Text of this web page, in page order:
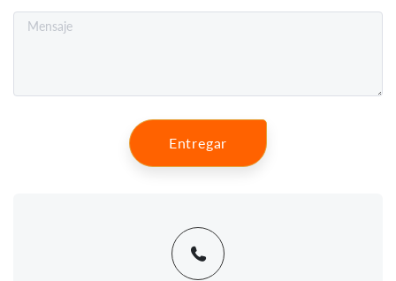
Entregar